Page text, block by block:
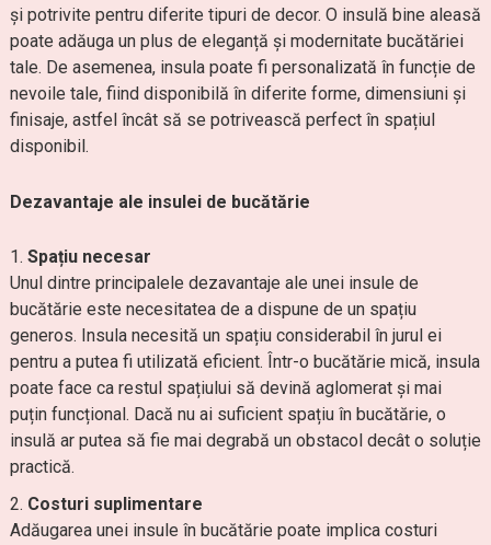
și potrivite pentru diferite tipuri de decor. O insulă bine aleasă
poate adăuga un plus de eleganță și modernitate bucătăriei
tale. De asemenea, insula poate fi personalizată în funcție de
nevoile tale, fiind disponibilă în diferite forme, dimensiuni și
finisaje, astfel încât să se potrivească perfect în spațiul
disponibil.
Dezavantaje ale insulei de bucătărie
Spațiu necesar
Unul dintre principalele dezavantaje ale unei insule de
bucătărie este necesitatea de a dispune de un spațiu
generos. Insula necesită un spațiu considerabil în jurul ei
pentru a putea fi utilizată eficient. Într-o bucătărie mică, insula
poate face ca restul spațiului să devină aglomerat și mai
puțin funcțional. Dacă nu ai suficient spațiu în bucătărie, o
insulă ar putea să fie mai degrabă un obstacol decât o soluție
practică.
Costuri suplimentare
Adăugarea unei insule în bucătărie poate implica costuri